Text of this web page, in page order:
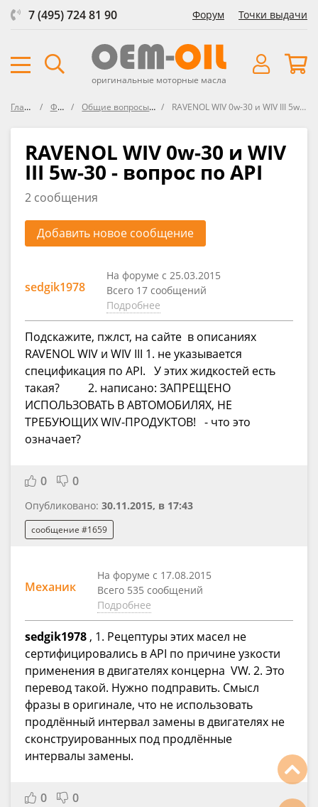
7 (495) 724 81 90 Форум Точки выдачи
оригинальные моторные масла
Главная Форум Общие вопросы по маслам RAVENOL WIV 0w-30 и WIV III 5w-30 - вопрос по API
RAVENOL WIV 0w-30 и WIV
III 5w-30 - вопрос по API
2 сообщения
Добавить новое сообщение
sedgik1978
На форуме с 25.03.2015
Всего 17 сообщений
Подробнее
Подскажите, пжлст, на сайте в описаниях
RAVENOL WIV и WIV III 1. не указывается
спецификация по API. У этих жидкостей есть
такая? 2. написано: ЗАПРЕЩЕНО
ИСПОЛЬЗОВАТЬ В АВТОМОБИЛЯХ, НЕ
ТРЕБУЮЩИХ WIV-ПРОДУКТОВ! - что это
означает?
0 0
Опубликовано: 30.11.2015, в 17:43
сообщение #1659
Механик
На форуме с 17.08.2015
Всего 535 сообщений
Подробнее
sedgik1978 , 1. Рецептуры этих масел не
сертифицировались в API по причине узкости
применения в двигателях концерна VW. 2. Это
перевод такой. Нужно подправить. Смысл
фразы в оригинале, что не использовать
продлённый интервал замены в двигателях не
сконструированных под продлённые
интервалы замены.
0 0